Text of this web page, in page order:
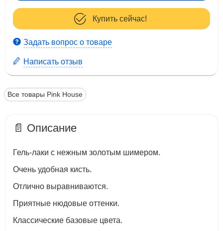
Купить сейчас!
Задать вопрос о товаре
Написать отзыв
Все товары Pink House
📄 Описание
Гель-лаки с нежным золотым шимером.
Очень удобная кисть.
Отлично выравниваются.
Приятные нюдовые оттенки.
Классические базовые цвета.